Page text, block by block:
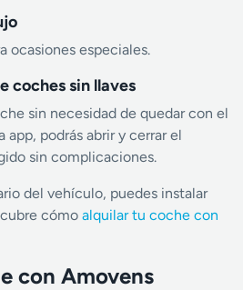
ocasiones especiales.
coches sin llaves
sin necesidad de quedar con el
app, podrás abrir y cerrar el
sin complicaciones.
del vehículo, puedes instalar
cómo alquilar tu coche con
con Amovens